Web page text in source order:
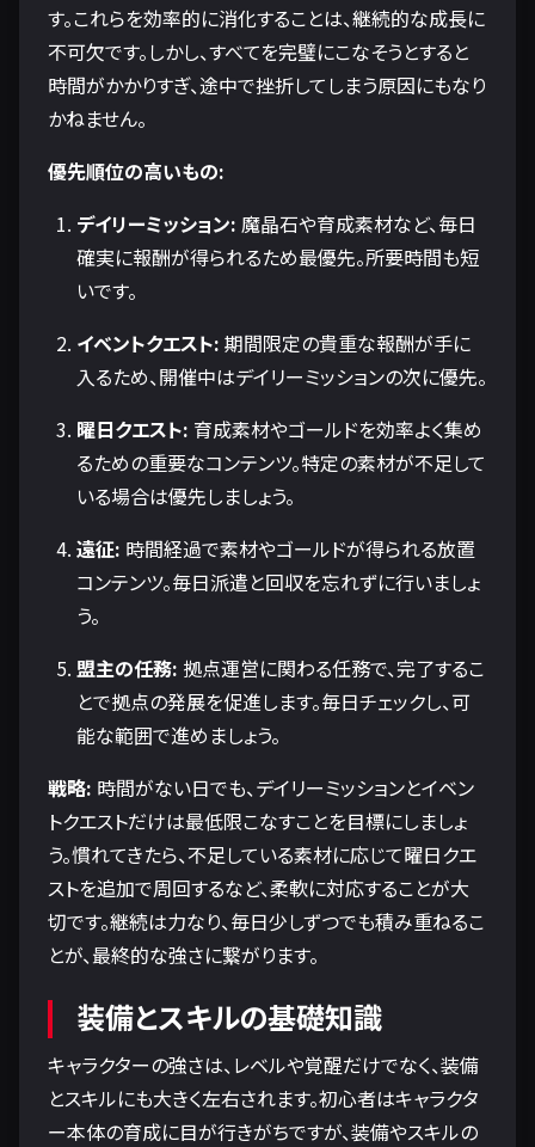
す。これらを効率的に消化することは、継続的な成長に
不可欠です。しかし、すべてを完璧にこなそうとすると
時間がかかりすぎ、途中で挫折してしまう原因にもなり
かねません。
優先順位の高いもの:
デイリーミッション: 魔晶石や育成素材など、毎日
確実に報酬が得られるため最優先。所要時間も短
いです。
イベントクエスト: 期間限定の貴重な報酬が手に
入るため、開催中はデイリーミッションの次に優先。
曜日クエスト: 育成素材やゴールドを効率よく集め
るための重要なコンテンツ。特定の素材が不足して
いる場合は優先しましょう。
遠征: 時間経過で素材やゴールドが得られる放置
コンテンツ。毎日派遣と回収を忘れずに行いましょ
う。
盟主の任務: 拠点運営に関わる任務で、完了するこ
とで拠点の発展を促進します。毎日チェックし、可
能な範囲で進めましょう。
戦略: 時間がない日でも、デイリーミッションとイベン
トクエストだけは最低限こなすことを目標にしましょ
う。慣れてきたら、不足している素材に応じて曜日クエ
ストを追加で周回するなど、柔軟に対応することが大
切です。継続は力なり、毎日少しずつでも積み重ねるこ
とが、最終的な強さに繋がります。
装備とスキルの基礎知識
キャラクターの強さは、レベルや覚醒だけでなく、装備
とスキルにも大きく左右されます。初心者はキャラクタ
ー本体の育成に目が行きがちですが、装備やスキルの